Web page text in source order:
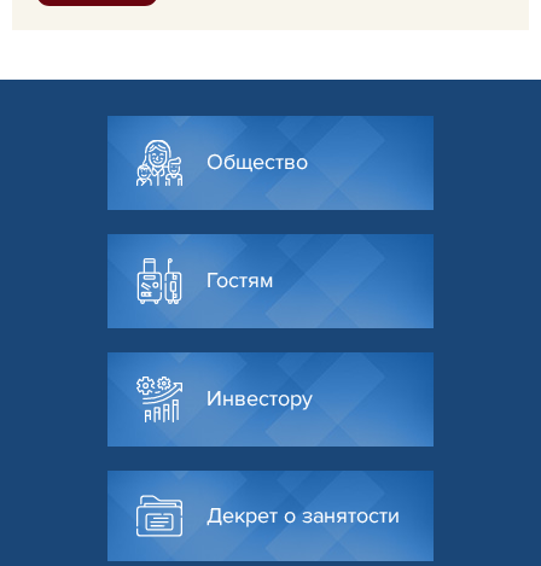
Общество
Гостям
Инвестору
Декрет о занятости